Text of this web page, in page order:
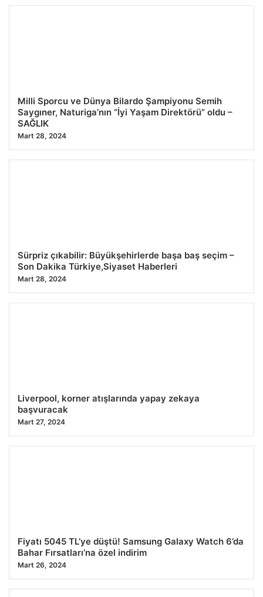
Milli Sporcu ve Dünya Bilardo Şampiyonu Semih
Saygıner, Naturiga’nın “İyi Yaşam Direktörü” oldu –
SAĞLIK
Mart 28, 2024
Sürpriz çıkabilir: Büyükşehirlerde başa baş seçim –
Son Dakika Türkiye,Siyaset Haberleri
Mart 28, 2024
Liverpool, korner atışlarında yapay zekaya
başvuracak
Mart 27, 2024
Fiyatı 5045 TL’ye düştü! Samsung Galaxy Watch 6’da
Bahar Fırsatları’na özel indirim
Mart 26, 2024